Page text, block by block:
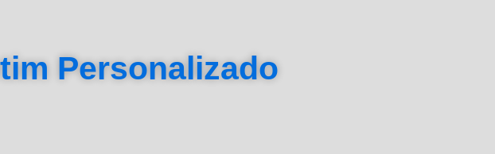
Personalizado